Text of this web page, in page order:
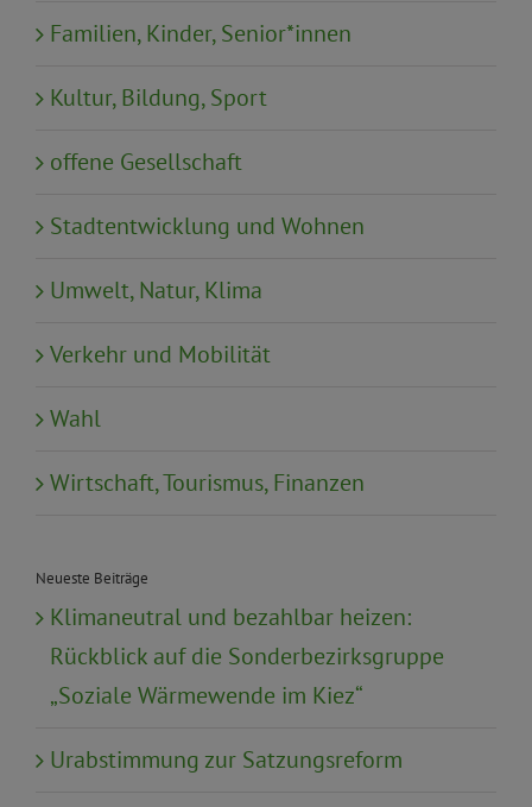
Familien, Kinder, Senior*innen
Kultur, Bildung, Sport
offene Gesellschaft
Stadtentwicklung und Wohnen
Umwelt, Natur, Klima
Verkehr und Mobilität
Wahl
Wirtschaft, Tourismus, Finanzen
Neueste Beiträge
Klimaneutral und bezahlbar heizen:
Rückblick auf die Sonderbezirksgruppe
„Soziale Wärmewende im Kiez“
Urabstimmung zur Satzungsreform